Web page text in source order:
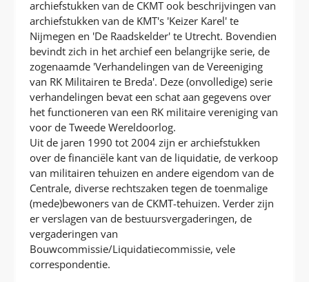
archiefstukken van de CKMT ook beschrijvingen van
archiefstukken van de KMT's 'Keizer Karel' te
Nijmegen en 'De Raadskelder' te Utrecht. Bovendien
bevindt zich in het archief een belangrijke serie, de
zogenaamde 'Verhandelingen van de Vereeniging
van RK Militairen te Breda'. Deze (onvolledige) serie
verhandelingen bevat een schat aan gegevens over
het functioneren van een RK militaire vereniging van
voor de Tweede Wereldoorlog.
Uit de jaren 1990 tot 2004 zijn er archiefstukken
over de financiële kant van de liquidatie, de verkoop
van militairen tehuizen en andere eigendom van de
Centrale, diverse rechtszaken tegen de toenmalige
(mede)bewoners van de CKMT-tehuizen. Verder zijn
er verslagen van de bestuursvergaderingen, de
vergaderingen van
Bouwcommissie/Liquidatiecommissie, vele
correspondentie.